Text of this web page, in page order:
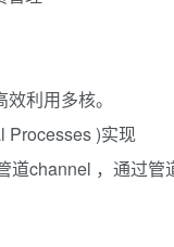
利用多核。
Processes )实现
channel ，通过